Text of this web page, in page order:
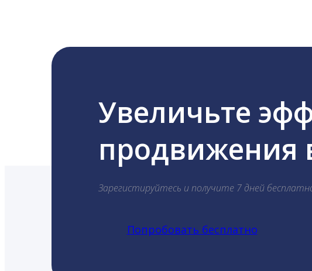
Увеличьте
продвижения
Зарегистируйтесь и получите 7 дней
Попробовать бесплатно